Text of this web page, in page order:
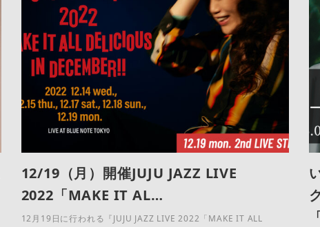
12/19（月）開催JUJU JAZZ LIVE
2022「MAKE IT AL…
12月19日に行われる『JUJU JAZZ LIVE 2022「MAKE IT ALL